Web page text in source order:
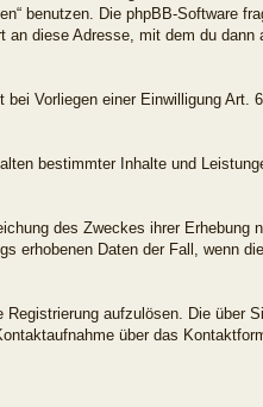
benutzen. Die phpBB-Software
diese Adresse, mit dem du dann
Vorliegen einer Einwilligung Art.
bestimmter Inhalte und
des Zweckes ihrer Erhebung
erhobenen Daten der Fall, wenn
aufzulösen. Die über
über das